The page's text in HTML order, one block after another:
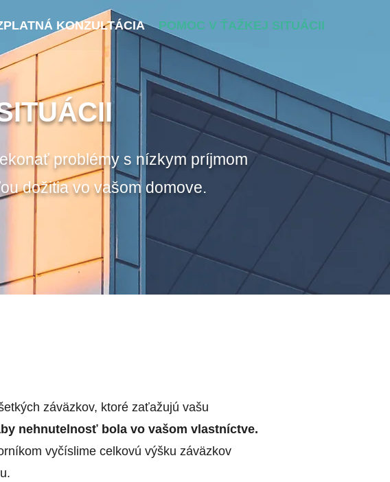
KONZULTÁCIA POMOC V ŤAŽKEJ SITUÁCII
problémy s nízkym príjmom
dožitia vo vašom domove.
záväzkov, ktoré zaťažujú vašu
nehnutelnosť bola vo vašom vlastníctve.
vyčíslime celkovú výšku záväzkov